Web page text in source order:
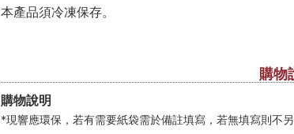
本產品須冷凍保存。
購物
購物說明
*現響應環保，若有需要紙袋需於備註填寫，若無填寫則不